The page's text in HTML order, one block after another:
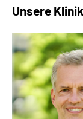
Unsere